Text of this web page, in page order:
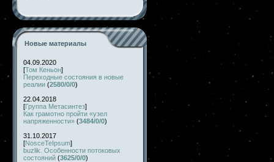
Новые материалы
04.09.2020
[Том Кеньон]
Переходные состояния в новые
реалии (2580/0/0)
22.04.2018
[Группа Метасинтез]
Как грамотно пройти «узел
напряженности» (3484/0/0)
31.10.2017
[NosceTeIpsum]
buzlik. Особенности потоковых
состояний (3625/0/0)